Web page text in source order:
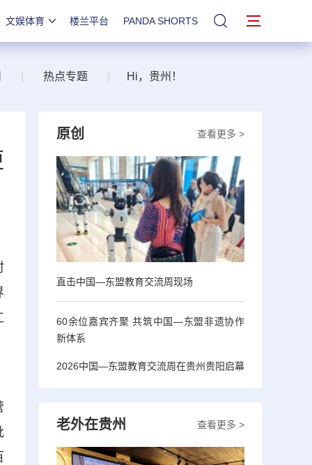
文娱体育 楼兰平台 PANDA SHORTS 站内搜索
热点专题 Hi，贵州！
查看更多 >
原创
直击中国—东盟教育交流周现场
60余位嘉宾齐聚 共筑中国—东盟非遗协作
新体系
2026中国—东盟教育交流周在贵州贵阳启幕
查看更多 >
老外在贵州